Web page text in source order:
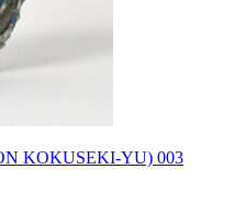
KOKUSEKI-YU) 003